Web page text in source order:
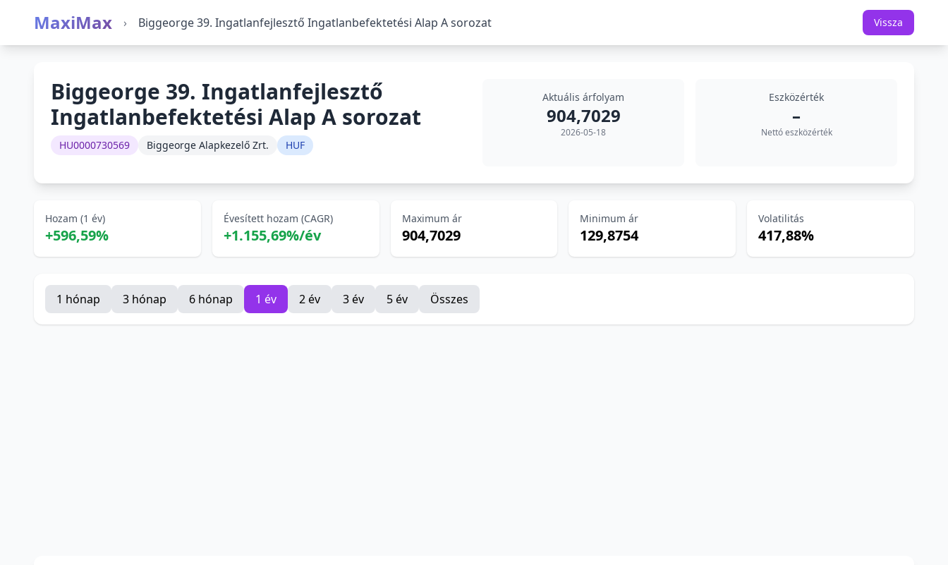
MaxiMax › Biggeorge 39. Ingatlanfejlesztő Ingatlanbefektetési Alap A sorozat Vissza
Biggeorge 39. Ingatlanfejlesztő
Ingatlanbefektetési Alap A sorozat
HU0000730569 Biggeorge Alapkezelő Zrt. HUF
Aktuális árfolyam
904,7029
2026-05-18
Eszközérték
–
Nettó eszközérték
Hozam (1 év)
+596,59%
Évesített hozam (CAGR)
+1.155,69%/év
Maximum ár
904,7029
Minimum ár
129,8754
Volatilitás
417,88%
1 hónap 3 hónap 6 hónap 1 év 2 év 3 év 5 év Összes